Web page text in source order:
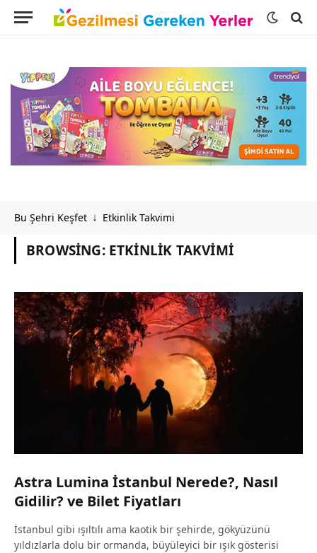
Bu Şehri Keşfet ↓ Etkinlik Takvimi
BROWSING: ETKINLIK TAKVIMI
Astra Lumina İstanbul Nerede?, Nasıl
Gidilir? ve Bilet Fiyatları
İstanbul gibi ışıltılı ama kaotik bir şehirde, gökyüzünü
yıldızlarla dolu bir ormanda, büyüleyici bir ışık gösterisi